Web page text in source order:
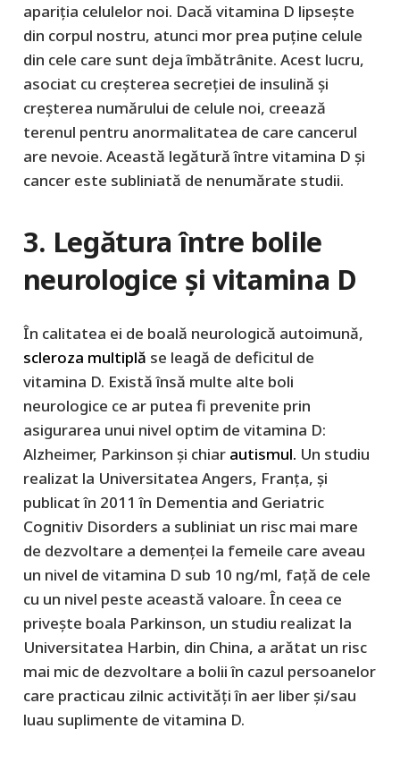
apariția celulelor noi. Dacă vitamina D lipsește
din corpul nostru, atunci mor prea puține celule
din cele care sunt deja îmbătrânite. Acest lucru,
asociat cu creșterea secreției de insulină și
creșterea numărului de celule noi, creează
terenul pentru anormalitatea de care cancerul
are nevoie. Această legătură între vitamina D și
cancer este subliniată de nenumărate studii.
3. Legătura între bolile
neurologice și vitamina D
În calitatea ei de boală neurologică autoimună,
scleroza multiplă se leagă de deficitul de
vitamina D. Există însă multe alte boli
neurologice ce ar putea fi prevenite prin
asigurarea unui nivel optim de vitamina D:
Alzheimer, Parkinson și chiar autismul. Un studiu
realizat la Universitatea Angers, Franța, și
publicat în 2011 în Dementia and Geriatric
Cognitiv Disorders a subliniat un risc mai mare
de dezvoltare a demenței la femeile care aveau
un nivel de vitamina D sub 10 ng/ml, față de cele
cu un nivel peste această valoare. În ceea ce
privește boala Parkinson, un studiu realizat la
Universitatea Harbin, din China, a arătat un risc
mai mic de dezvoltare a bolii în cazul persoanelor
care practicau zilnic activități în aer liber și/sau
luau suplimente de vitamina D.